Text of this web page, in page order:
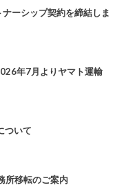
ーシップ契約を締結しま
年7月よりヤマト運輸
ついて
所移転のご案内